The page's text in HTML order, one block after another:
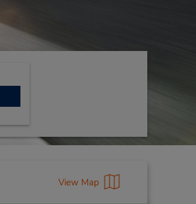
View Map